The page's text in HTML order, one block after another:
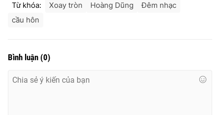
Từ khóa: Xoay tròn Hoàng Dũng
Đêm nhạc
cầu hôn
Bình luận (0)